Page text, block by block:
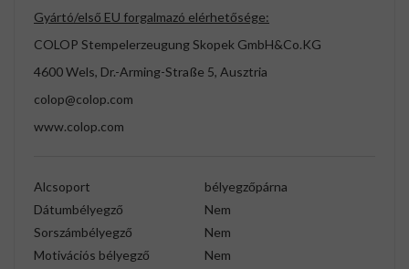
Gyártó/első EU forgalmazó elérhetősége:
COLOP Stempelerzeugung Skopek GmbH&Co.KG
4600 Wels, Dr.-Arming-Straße 5, Ausztria
colop@colop.com
www.colop.com
Alcsoport
bélyegzőpárna
Dátumbélyegző
Nem
Sorszámbélyegző
Nem
Motivációs bélyegző
Nem